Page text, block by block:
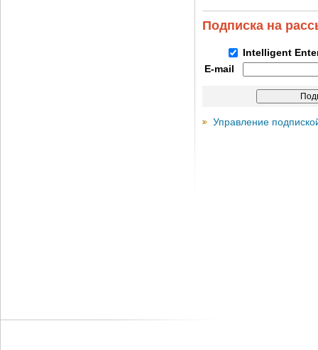
Подписка на
Intelligent
E-mail
Управление